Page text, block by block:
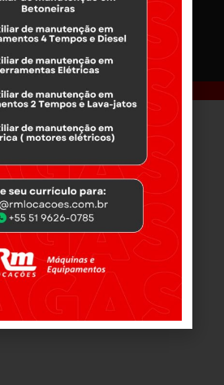
53 99704-5635
7 891011